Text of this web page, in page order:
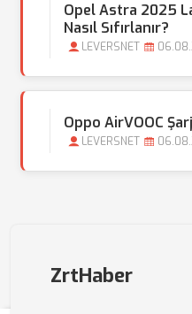
Opel Astra 2025
Nasıl Sıfırlanır?
LEVERSNET
Oppo AirVOOC
LEVERSNET
ZrtHaber